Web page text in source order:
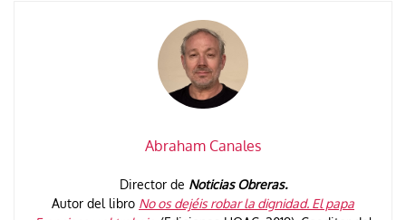
Abraham Canales
Director de Noticias Obreras.
Autor del libro No os dejéis robar la dignidad. El papa